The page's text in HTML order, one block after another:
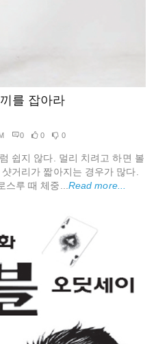
를 잡아라
0 0 0
쉽지 않다. 멀리 치려고 하면 볼
거리가 짧아지는 경우가 많다.
스루 때 체중...Read more...